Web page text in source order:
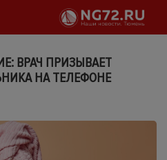
ВРАЧ ПРИЗЫВАЕТ
НА ТЕЛЕФОНЕ